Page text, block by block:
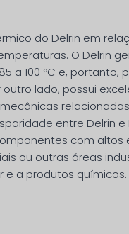
do Delrin em
O Delrin
a 100 °C e, portanto,
outro lado, possui
entre Delrin e
com altos
ou outras áreas
e a produtos químicos.